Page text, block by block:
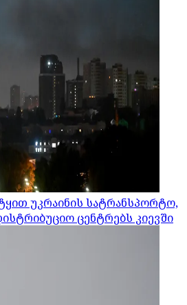
უკრაინის სატრანსპორტო,
ცენტრებს კიევში